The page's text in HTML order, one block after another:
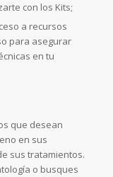
con los Kits;
a recursos
para asegurar
en tu
que desean
en sus
sus tratamientos.
o busques